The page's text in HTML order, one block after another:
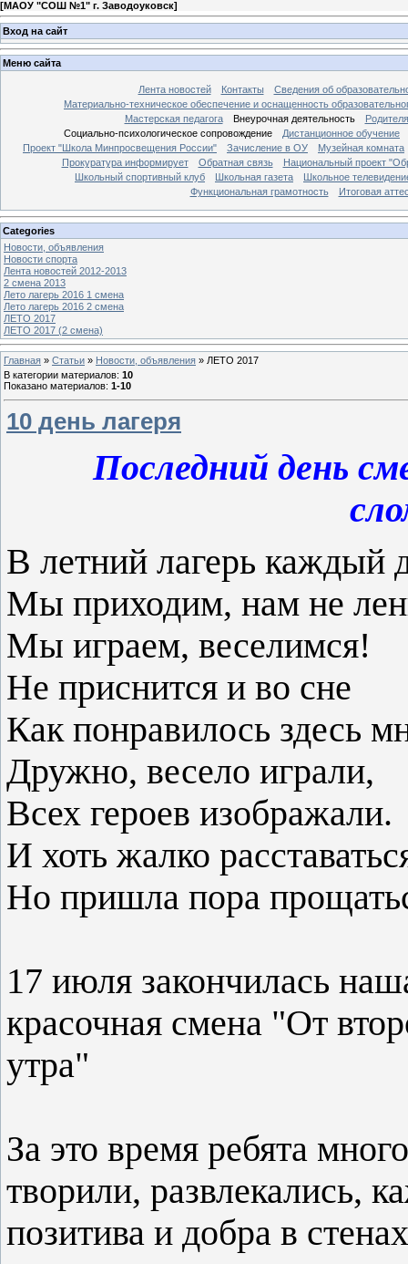
[МАОУ "СОШ №1" г. Заводоуковск]
Вход на сайт
Меню сайта
Лента новостей Контакты
Сведения об
Материально-техническое обеспечение и оснащенность
Мастерская педагога
Внеурочная деятельность
Социально-психологическое сопровождение
Дистанционное обучение
Проект "Школа Минпросвещения России"
Зачисление в ОУ
Музейная комната
Прокуратура информирует
Обратная связь
Национальный проект
Школьный спортивный клуб
Школьная газета
Школьное
Функциональная грамотность
Итоговая
Categories
Новости, объявления
Новости спорта
Лента новостей 2012-2013
2 смена 2013
Лето лагерь 2016 1 смена
Лето лагерь 2016 2 смена
ЛЕТО 2017
ЛЕТО 2017 (2 смена)
Главная » Статьи » Новости, объявления » ЛЕТО 2017
В категории материалов: 10
Показано материалов: 1-10
10 день лагеря
Последний день
В летний лагерь каждый
Мы приходим, нам не
Мы играем, веселимся!
Не приснится и во сне
Как понравилось здесь
Дружно, весело играли,
Всех героев изображали.
И хоть жалко
Но пришла пора
17 июля закончилась
красочная смена "От
утра"
За это время ребята
творили, развлекались,
позитива и добра в